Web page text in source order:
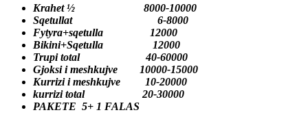
Krahet ½ 8000-10000
Sqetullat 6-8000
Fytyra+sqetulla 12000
Bikini+Sqetulla 12000
Trupi total 40-60000
Gjoksi i meshkujve 10000-15000
Kurrizi i meshkujve 10-20000
kurrizi total 20-30000
PAKETE 5+ 1 FALAS